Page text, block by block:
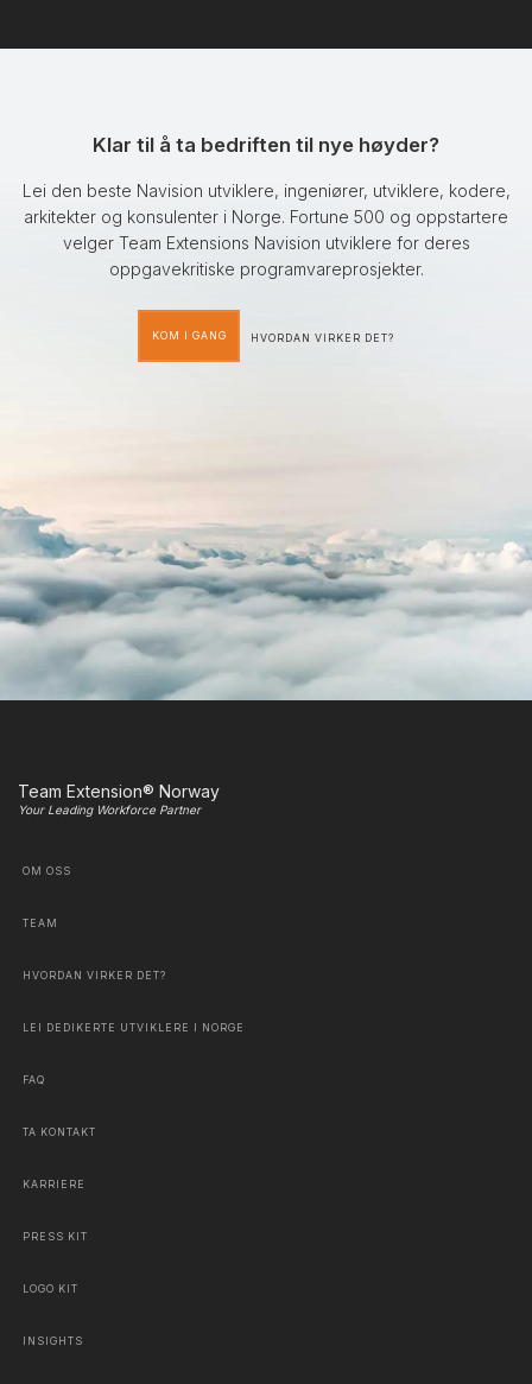
Klar til å ta bedriften til nye høyder?
Lei den beste Navision utviklere, ingeniører, utviklere, kodere,
arkitekter og konsulenter i Norge. Fortune 500 og oppstartere
velger Team Extensions Navision utviklere for deres
oppgavekritiske programvareprosjekter.
KOM I GANG HVORDAN VIRKER DET?
Team Extension® Norway
Your Leading Workforce Partner
OM OSS
TEAM
HVORDAN VIRKER DET?
LEI DEDIKERTE UTVIKLERE I NORGE
FAQ
TA KONTAKT
KARRIERE
PRESS KIT
LOGO KIT
INSIGHTS